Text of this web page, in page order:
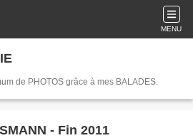
MENU
de PHOTOS grâce à mes BALADES.
- Fin 2011